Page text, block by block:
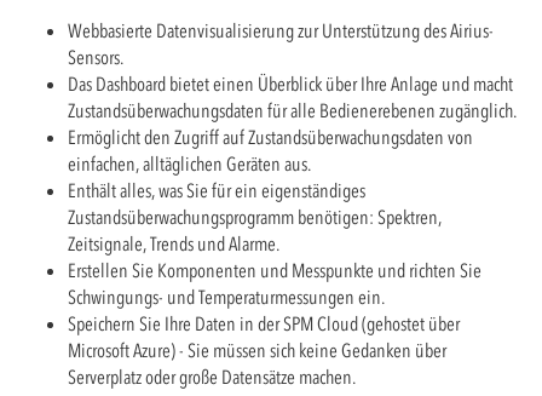
Webbasierte Datenvisualisierung zur Unterstützung des Airius-
Sensors.
Das Dashboard bietet einen Überblick über Ihre Anlage und macht
Zustandsüberwachungsdaten für alle Bedienerebenen zugänglich.
Ermöglicht den Zugriff auf Zustandsüberwachungsdaten von
einfachen, alltäglichen Geräten aus.
Enthält alles, was Sie für ein eigenständiges
Zustandsüberwachungsprogramm benötigen: Spektren,
Zeitsignale, Trends und Alarme.
Erstellen Sie Komponenten und Messpunkte und richten Sie
Schwingungs- und Temperaturmessungen ein.
Speichern Sie Ihre Daten in der SPM Cloud (gehostet über
Microsoft Azure) - Sie müssen sich keine Gedanken über
Serverplatz oder große Datensätze machen.